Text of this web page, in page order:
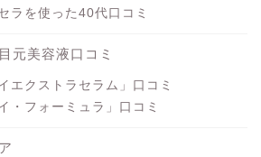
ラを使った40代口コミ
元美容液口コミ
エクストラセラム」口コミ
・フォーミュラ」口コミ